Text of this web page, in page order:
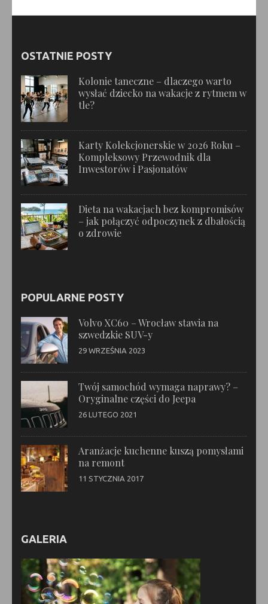
OSTATNIE POSTY
Kolonie taneczne – dlaczego warto
wysłać dziecko na wakacje z rytmem w
tle?
Karty Kolekcjonerskie w 2026 Roku –
Kompleksowy Przewodnik dla
Inwestorów i Pasjonatów
Dieta na wakacjach bez kompromisów
– jak połączyć odpoczynek z dbałością
o zdrowie
POPULARNE POSTY
Volvo XC60 – Wrocław stawia na
szwedzkie SUV-y
29 WRZEŚNIA 2023
Twój samochód wymaga naprawy? –
Oryginalne części do Jeepa
26 LUTEGO 2021
Aranżacje kuchenne kuszą pomysłami
na remont
11 STYCZNIA 2017
GALERIA